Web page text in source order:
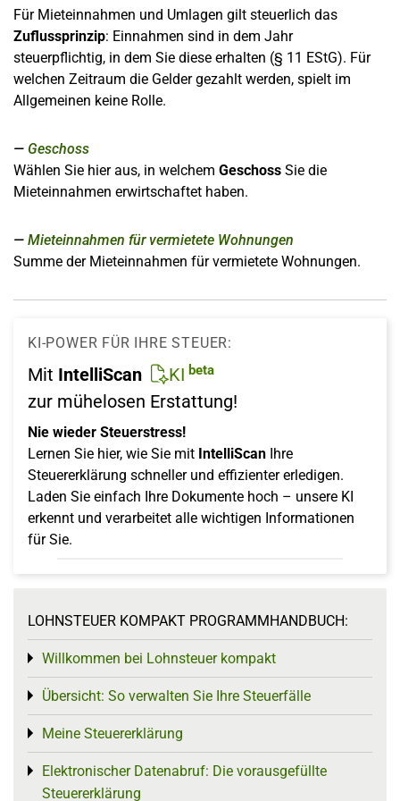
Für Mieteinnahmen und Umlagen gilt steuerlich das
Zuflussprinzip: Einnahmen sind in dem Jahr
steuerpflichtig, in dem Sie diese erhalten (§ 11 EStG). Für
welchen Zeitraum die Gelder gezahlt werden, spielt im
Allgemeinen keine Rolle.
Geschoss
Wählen Sie hier aus, in welchem Geschoss Sie die
Mieteinnahmen erwirtschaftet haben.
Mieteinnahmen für vermietete Wohnungen
Summe der Mieteinnahmen für vermietete Wohnungen.
KI-POWER FÜR IHRE STEUER:
Mit IntelliScan KI beta
zur mühelosen Erstattung!
Nie wieder Steuerstress!
Lernen Sie hier, wie Sie mit IntelliScan Ihre
Steuererklärung schneller und effizienter erledigen.
Laden Sie einfach Ihre Dokumente hoch – unsere KI
erkennt und verarbeitet alle wichtigen Informationen
für Sie.
LOHNSTEUER KOMPAKT PROGRAMMHANDBUCH:
Willkommen bei Lohnsteuer kompakt
Toggle menu
Übersicht: So verwalten Sie Ihre Steuerfälle
Toggle menu
Meine Steuererklärung
Toggle menu
Elektronischer Datenabruf: Die vorausgefüllte
Steuererklärung
Toggle menu